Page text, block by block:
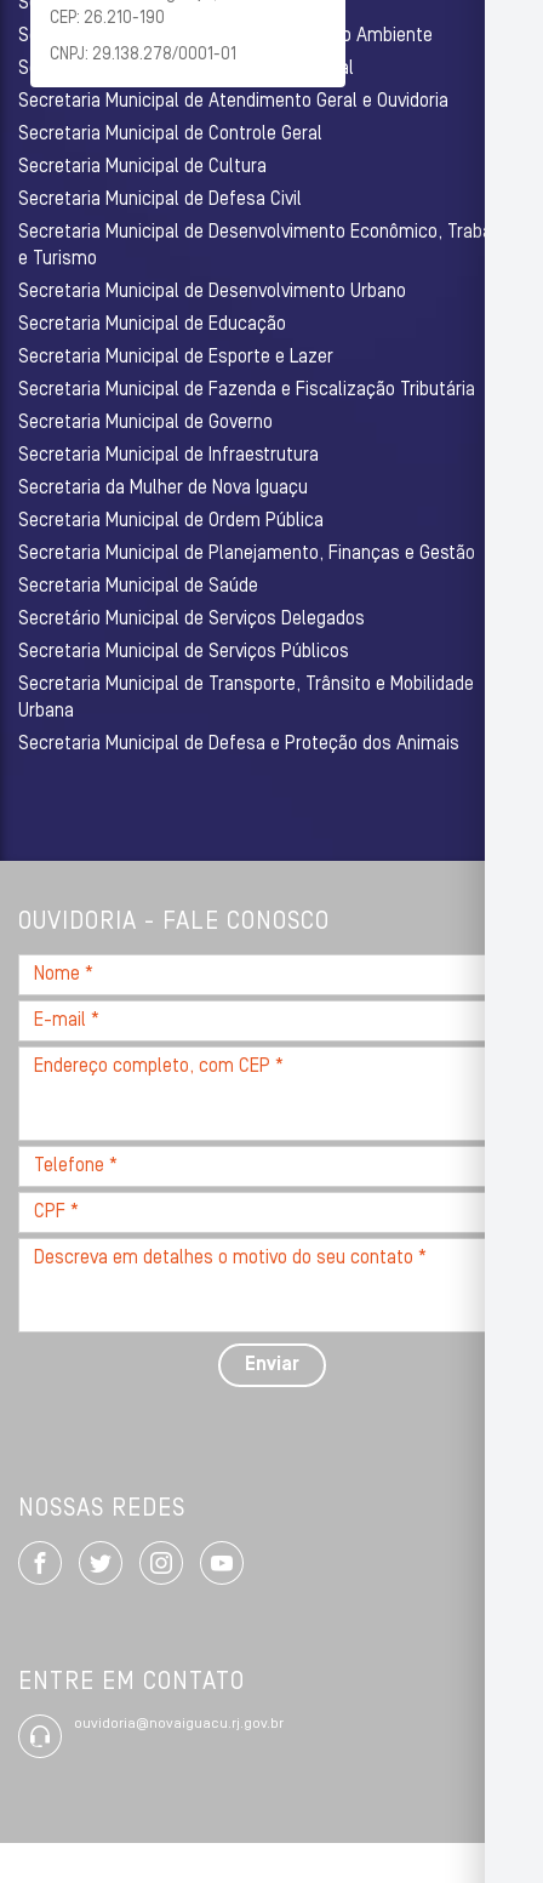
CEP: 26.210-190
CNPJ: 29.138.278/0001-01
Secretaria Municipal de Agricultura e Meio Ambiente
Secretaria Municipal de Assistência Social
Secretaria Municipal de Atendimento Geral e Ouvidoria
Secretaria Municipal de Controle Geral
Secretaria Municipal de Cultura
Secretaria Municipal de Defesa Civil
Secretaria Municipal de Desenvolvimento Econômico, Trabalho
e Turismo
Secretaria Municipal de Desenvolvimento Urbano
Secretaria Municipal de Educação
Secretaria Municipal de Esporte e Lazer
Secretaria Municipal de Fazenda e Fiscalização Tributária
Secretaria Municipal de Governo
Secretaria Municipal de Infraestrutura
Secretaria da Mulher de Nova Iguaçu
Secretaria Municipal de Ordem Pública
Secretaria Municipal de Planejamento, Finanças e Gestão
Secretaria Municipal de Saúde
Secretário Municipal de Serviços Delegados
Secretaria Municipal de Serviços Públicos
Secretaria Municipal de Transporte, Trânsito e Mobilidade
Urbana
Secretaria Municipal de Defesa e Proteção dos Animais
OUVIDORIA - FALE CONOSCO
Nome
*
E-
mail
Endereço
CEP
Telefone
*
CPF
*
Descreva
com
Enviar
NOSSAS REDES
ENTRE EM CONTATO
ouvidoria@novaiguacu.rj.gov.br